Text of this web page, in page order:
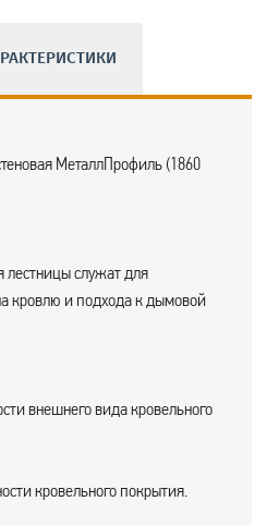
МеталлПрофиль (1860
лестницы служат для
кровлю и подхода к дымовой
внешнего вида кровельного
кровельного покрытия.